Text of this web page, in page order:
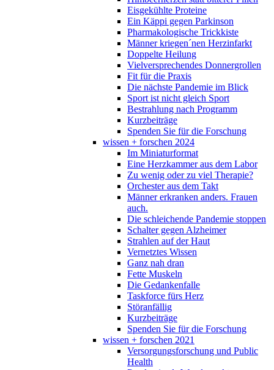
Eisgekühlte Proteine
Ein Käppi gegen Parkinson
Pharmakologische Trickkiste
Männer kriegen´nen Herzinfarkt
Doppelte Heilung
Vielversprechendes Donnergrollen
Fit für die Praxis
Die nächste Pandemie im Blick
Sport ist nicht gleich Sport
Bestrahlung nach Programm
Kurzbeiträge
Spenden Sie für die Forschung
wissen + forschen 2024
Im Miniaturformat
Eine Herzkammer aus dem Labor
Zu wenig oder zu viel Therapie?
Orchester aus dem Takt
Männer erkranken anders. Frauen
auch.
Die schleichende Pandemie stoppen
Schalter gegen Alzheimer
Strahlen auf der Haut
Vernetztes Wissen
Ganz nah dran
Fette Muskeln
Die Gedankenfalle
Taskforce fürs Herz
Störanfällig
Kurzbeiträge
Spenden Sie für die Forschung
wissen + forschen 2021
Versorgungsforschung und Public
Health